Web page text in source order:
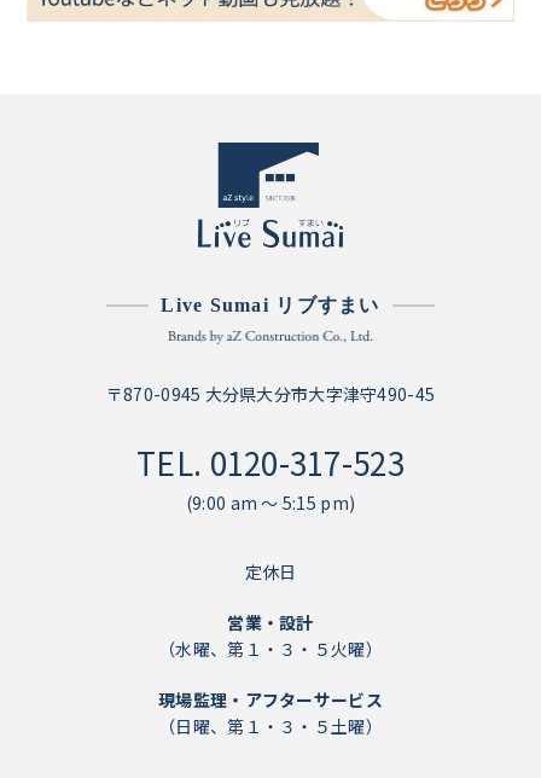
Live Sumai リブすまい
〒870-0945 大分県大分市大字津守490-45
TEL. 0120-317-523
(9:00 am ～ 5:15 pm)
定休日
営業・設計
（水曜、第１・３・５火曜）
現場監理・アフターサービス
（日曜、第１・３・５土曜）